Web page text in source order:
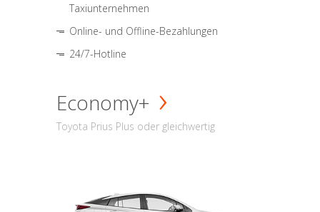
Taxiunternehmen
Online- und Offline-Bezahlungen
24/7-Hotline
Economy+
Toyota Prius Plus oder gleichwertig